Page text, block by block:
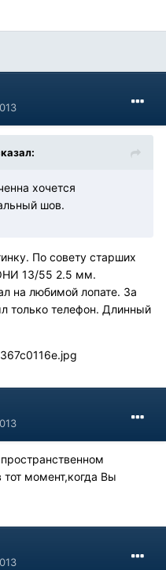
хочется
шов.
По совету старших
13/55 2.5 мм.
на любимой лопате. За
только телефон. Длинный
момент,когда Вы